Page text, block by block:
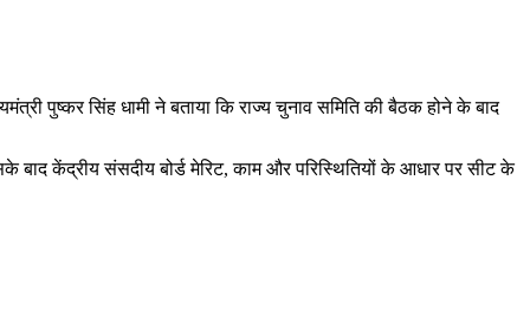
पुष्कर सिंह धामी ने बताया कि राज्य चुनाव समिति की बैठक होने के बाद
बाद केंद्रीय संसदीय बोर्ड मेरिट, काम और परिस्थितियों के आधार पर सीट के